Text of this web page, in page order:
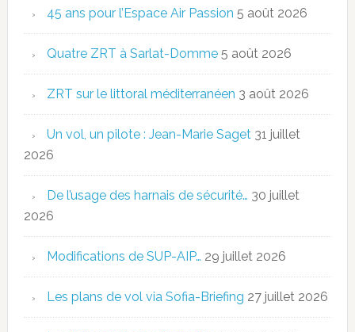
45 ans pour l’Espace Air Passion 5 août 2026
Quatre ZRT à Sarlat-Domme 5 août 2026
ZRT sur le littoral méditerranéen 3 août 2026
Un vol, un pilote : Jean-Marie Saget 31 juillet
2026
De l’usage des harnais de sécurité… 30 juillet
2026
Modifications de SUP-AIP… 29 juillet 2026
Les plans de vol via Sofia-Briefing 27 juillet 2026